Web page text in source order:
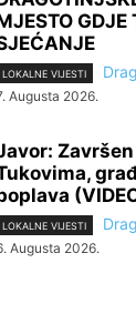
LOKALNE VIJESTI
Augusta 2026.
LOKALNE VIJESTI
Augusta 2026.